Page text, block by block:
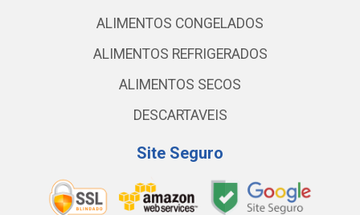
ALIMENTOS CONGELADOS
ALIMENTOS REFRIGERADOS
ALIMENTOS SECOS
DESCARTAVEIS
Site Seguro